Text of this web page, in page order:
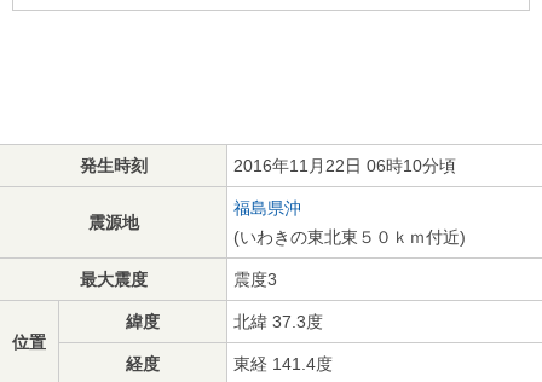
発生時刻 2016年11月22日 06時10分頃
震源地
福島県沖
(いわきの東北東５０ｋｍ付近)
最大震度 震度3
位置
緯度 北緯 37.3度
経度 東経 141.4度